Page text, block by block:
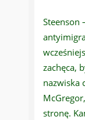
Steenson
zachęca,
nazwiska
stronę.